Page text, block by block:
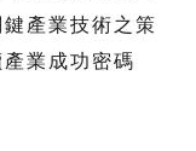
產業技術之策
業成功密碼